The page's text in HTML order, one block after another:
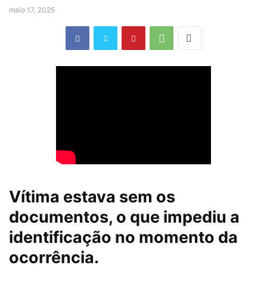
maio 17, 2025
Vítima estava sem os
documentos, o que impediu a
identificação no momento da
ocorrência.